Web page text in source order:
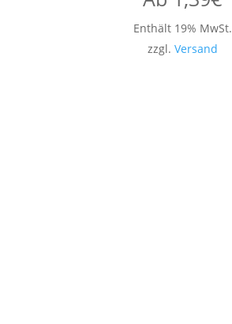
Enthält 19% MwSt.
zzgl. Versand